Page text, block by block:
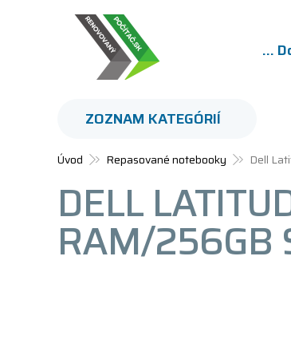
...
Úvod Repasované notebooky Dell
DELL
RAM/256GB
ZOZNAM KATEGÓRIÍ